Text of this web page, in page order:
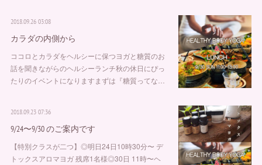
2018.09.26 03:08
カラダの内側から
ココロとカラダをヘルシーに保つヨガと糖質のお
話を聞きながらのヘルシーランチ秋の休日にぴっ
たりのイベントになりますまずは『糖質ってな…
2018.09.23 07:36
9/24〜9/30 のご案内です
【特別クラスが二つ】◎明日24日10時30分〜 デ
トックスアロマヨガ 残席1名様◎30日 11時〜ヘ